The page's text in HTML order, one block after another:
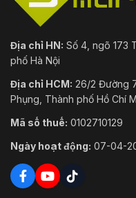
Địa chỉ HN: Số 4, ngõ 173
phố Hà Nội
Địa chỉ HCM: 26/2 Đường
Phụng, Thành phố Hồ Chí
Mã số thuế: 0102710129
Ngày hoạt động: 07-04-